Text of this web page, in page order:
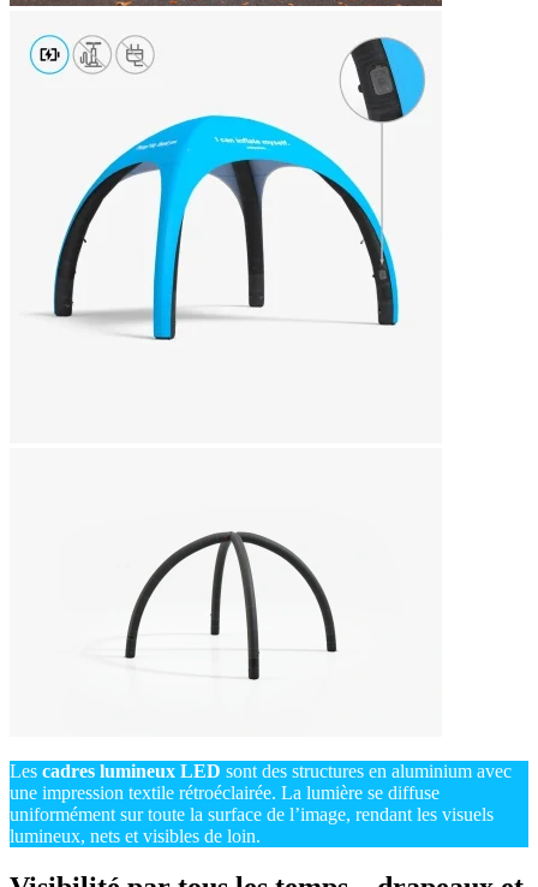
Les cadres lumineux LED sont des structures en aluminium avec
une impression textile rétroéclairée. La lumière se diffuse
uniformément sur toute la surface de l’image, rendant les visuels
lumineux, nets et visibles de loin.